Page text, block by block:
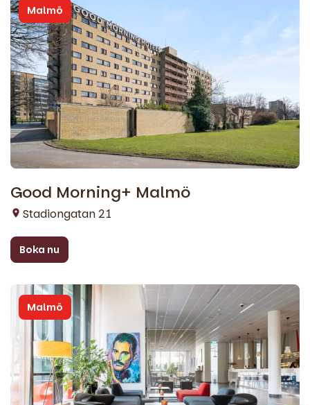
Malmö
Good Morning+ Malmö
Stadiongatan 21
Boka nu
Malmö